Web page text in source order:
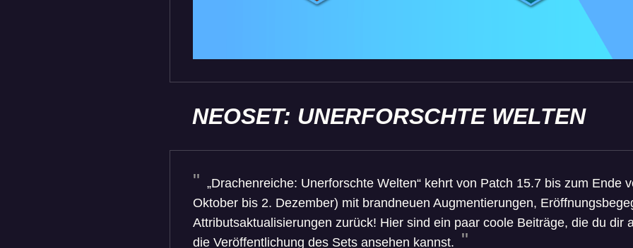
NEOSET: UNERFORSCHTE WELTEN
„Drachenreiche: Unerforschte Welten“ kehrt von Patch 15.7 bis zum Ende
Oktober bis 2. Dezember) mit brandneuen Augmentierungen,
Attributsaktualisierungen zurück! Hier sind ein paar coole Beiträge, die du dir
die Veröffentlichung des Sets ansehen kannst.